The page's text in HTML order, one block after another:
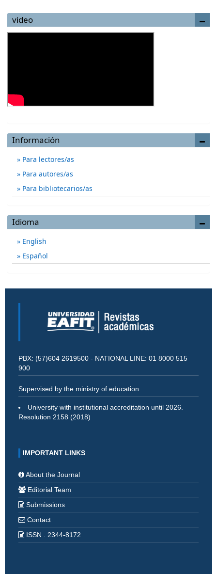
video
Información
Para lectores/as
Para autores/as
Para bibliotecarios/as
Idioma
English
Español
PBX: (57)604 2619500 - NATIONAL LINE: 01 8000 515
900
Supervised by the ministry of education
University with institutional accreditation until 2026.
Resolution 2158 (2018)
IMPORTANT LINKS
About the Journal
Editorial Team
Submissions
Contact
ISSN : 2344-8172